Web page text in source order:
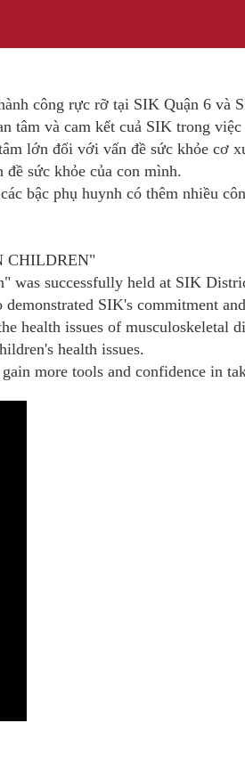
công rực rỡ tại SIK Quận 6 và
và cam kết cuả SIK trong
lớn đối với vấn đề sức khỏe cơ
sức khỏe của con mình.
bậc phụ huynh có thêm nhiều
CHILDREN"
successfully held at SIK
SIK's commitment
health issues of musculoskeletal
health issues.
more tools and confidence in